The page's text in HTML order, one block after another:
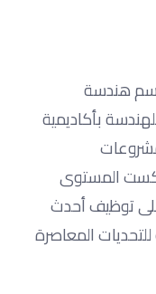
هندسة
بأكاديمية
عكست المستوى
توظيف أحدث
المعاصرة